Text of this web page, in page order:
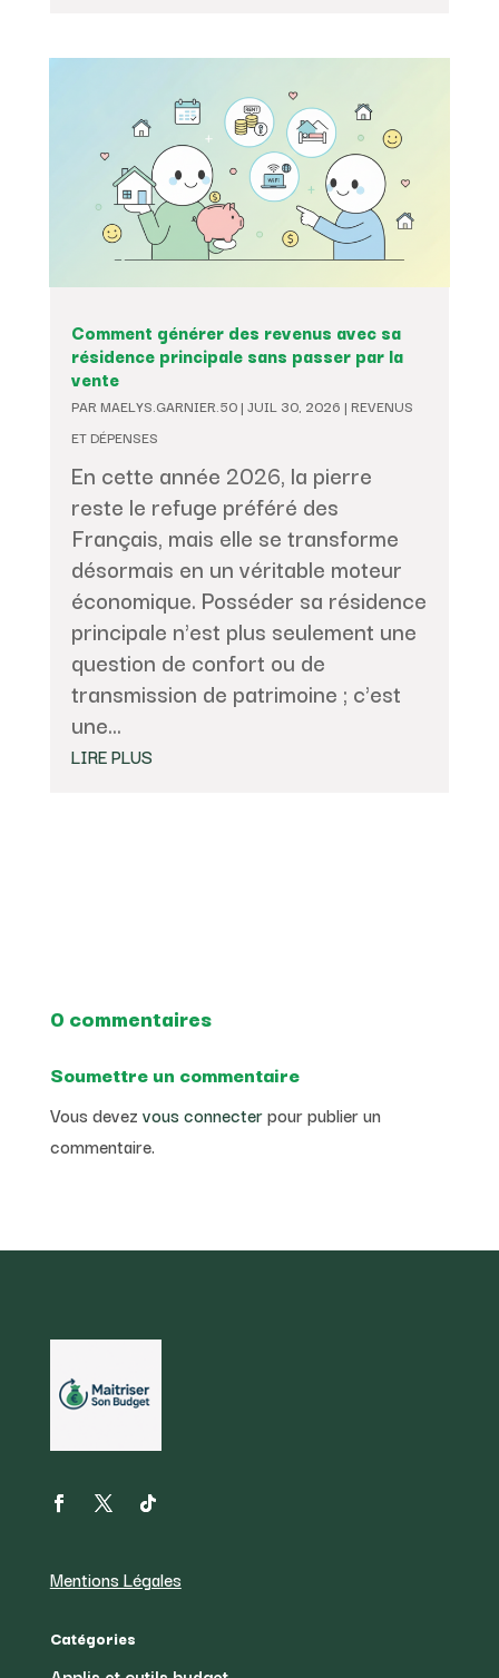
Comment générer des revenus avec sa
résidence principale sans passer par la
vente
PAR MAELYS.GARNIER.50| JUIL 30, 2026 | REVENUS
ET DÉPENSES
En cette année 2026, la pierre
reste le refuge préféré des
Français, mais elle se transforme
désormais en un véritable moteur
économique. Posséder sa résidence
principale n'est plus seulement une
question de confort ou de
transmission de patrimoine ; c'est
une...
LIRE PLUS
0 commentaires
Soumettre un commentaire
Vous devez vous connecterpour publier un
commentaire.
Mentions Légales
Catégories